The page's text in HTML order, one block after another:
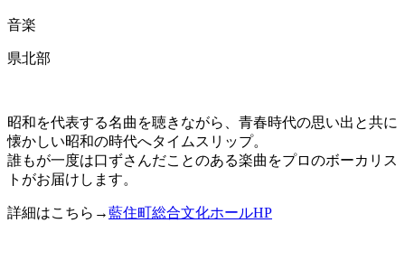
音楽
県北部
昭和を代表する名曲を聴きながら、青春時代の思い出と共に
懐かしい昭和の時代へタイムスリップ。
誰もが一度は口ずさんだことのある楽曲をプロのボーカリス
トがお届けします。
詳細はこちら→藍住町総合文化ホールHP